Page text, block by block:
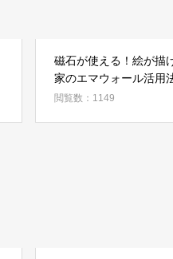
磁石が使える！絵が描
家のエマウォール活用
閲覧数：1149